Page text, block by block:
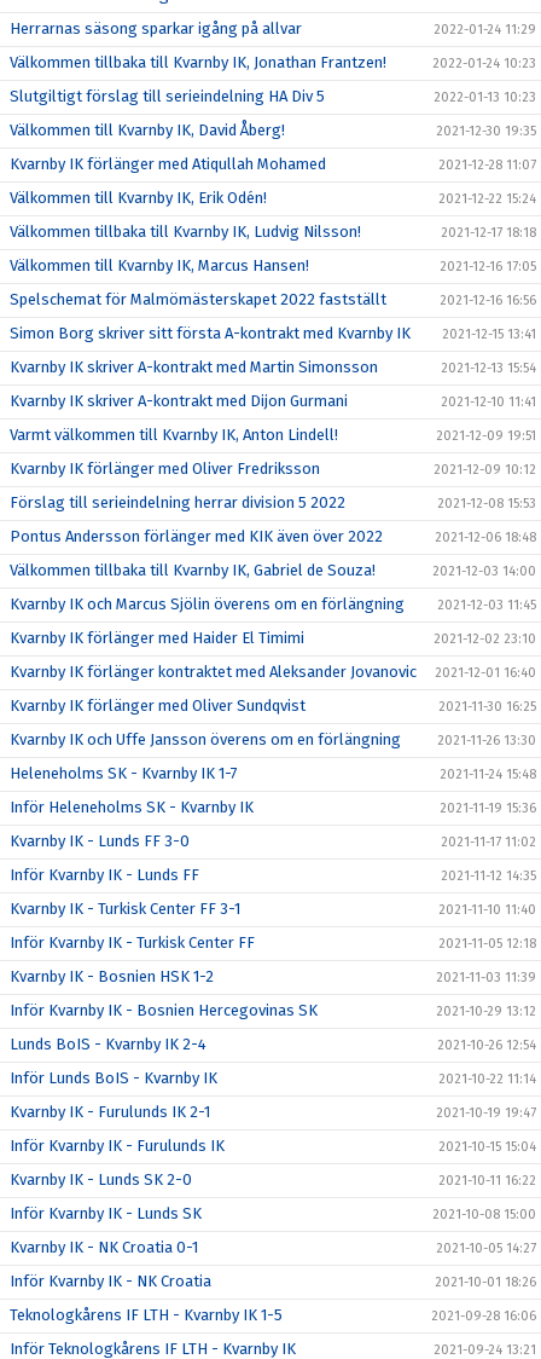
Herrarnas säsong sparkar igång på allvar 2022-01-24 11:29
Välkommen tillbaka till Kvarnby IK, Jonathan Frantzen! 2022-01-24 10:23
Slutgiltigt förslag till serieindelning HA Div 5 2022-01-13 10:23
Välkommen till Kvarnby IK, David Åberg! 2021-12-30 19:35
Kvarnby IK förlänger med Atiqullah Mohamed 2021-12-28 11:07
Välkommen till Kvarnby IK, Erik Odén! 2021-12-22 15:24
Välkommen tillbaka till Kvarnby IK, Ludvig Nilsson! 2021-12-17 18:18
Välkommen till Kvarnby IK, Marcus Hansen! 2021-12-16 17:05
Spelschemat för Malmömästerskapet 2022 fastställt 2021-12-16 16:56
Simon Borg skriver sitt första A-kontrakt med Kvarnby IK 2021-12-15 13:41
Kvarnby IK skriver A-kontrakt med Martin Simonsson 2021-12-13 15:54
Kvarnby IK skriver A-kontrakt med Dijon Gurmani 2021-12-10 11:41
Varmt välkommen till Kvarnby IK, Anton Lindell! 2021-12-09 19:51
Kvarnby IK förlänger med Oliver Fredriksson 2021-12-09 10:12
Förslag till serieindelning herrar division 5 2022 2021-12-08 15:53
Pontus Andersson förlänger med KIK även över 2022 2021-12-06 18:48
Välkommen tillbaka till Kvarnby IK, Gabriel de Souza! 2021-12-03 14:00
Kvarnby IK och Marcus Sjölin överens om en förlängning 2021-12-03 11:45
Kvarnby IK förlänger med Haider El Timimi 2021-12-02 23:10
Kvarnby IK förlänger kontraktet med Aleksander Jovanovic 2021-12-01 16:40
Kvarnby IK förlänger med Oliver Sundqvist 2021-11-30 16:25
Kvarnby IK och Uffe Jansson överens om en förlängning 2021-11-26 13:30
Heleneholms SK - Kvarnby IK 1-7 2021-11-24 15:48
Inför Heleneholms SK - Kvarnby IK 2021-11-19 15:36
Kvarnby IK - Lunds FF 3-0 2021-11-17 11:02
Inför Kvarnby IK - Lunds FF 2021-11-12 14:35
Kvarnby IK - Turkisk Center FF 3-1 2021-11-10 11:40
Inför Kvarnby IK - Turkisk Center FF 2021-11-05 12:18
Kvarnby IK - Bosnien HSK 1-2 2021-11-03 11:39
Inför Kvarnby IK - Bosnien Hercegovinas SK 2021-10-29 13:12
Lunds BoIS - Kvarnby IK 2-4 2021-10-26 12:54
Inför Lunds BoIS - Kvarnby IK 2021-10-22 11:14
Kvarnby IK - Furulunds IK 2-1 2021-10-19 19:47
Inför Kvarnby IK - Furulunds IK 2021-10-15 15:04
Kvarnby IK - Lunds SK 2-0 2021-10-11 16:22
Inför Kvarnby IK - Lunds SK 2021-10-08 15:00
Kvarnby IK - NK Croatia 0-1 2021-10-05 14:27
Inför Kvarnby IK - NK Croatia 2021-10-01 18:26
Teknologkårens IF LTH - Kvarnby IK 1-5 2021-09-28 16:06
Inför Teknologkårens IF LTH - Kvarnby IK 2021-09-24 13:21